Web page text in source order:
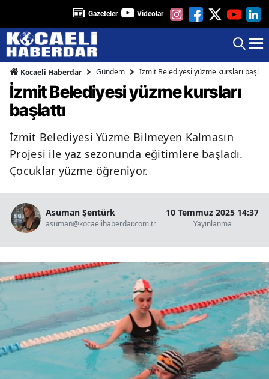
Gazeteler Videolar
Kocaeli Haberdar Gündem İzmit Belediyesi yüzme kursları başlattı
İzmit Belediyesi yüzme kursları
başlattı
İzmit Belediyesi Yüzme Bilmeyen Kalmasın
Projesi ile yaz sezonunda eğitimlere başladı.
Çocuklar yüzme öğreniyor.
Asuman Şentürk
asuman@kocaelihaberdar.com.tr
10 Temmuz 2025 14:37
Yayınlanma